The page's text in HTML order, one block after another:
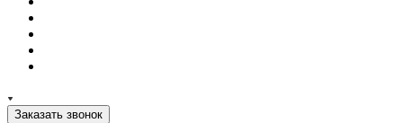
Заказать звонок